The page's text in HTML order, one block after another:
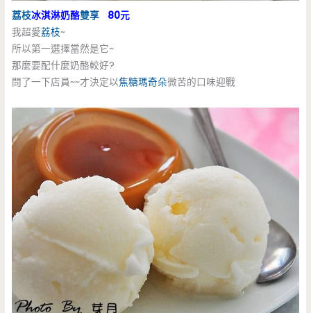
荔枝冰淇淋奶酪雙享 80元
我超愛荔枝~
所以第一選擇當然是它~
那麼要配什麼奶酪較好?
問了一下店員~~才決定以焦糖瑪奇朵微苦的口味迎戰